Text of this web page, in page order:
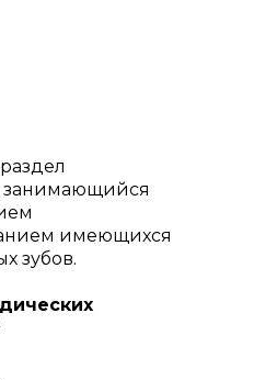
занимающийся
имеющихся
зубов.